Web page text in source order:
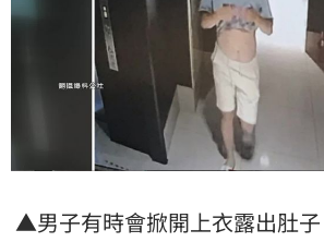
▲男子有時會掀開上衣露出肚